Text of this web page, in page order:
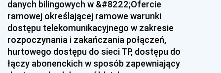
z 9 grudnia 2014 pozycja 70
z 27 listopada 2014 pozycja 69
z 25 listopada 2014 pozycje 65-68
z 20 listopada 2014 pozycja 64
z 18 listopada 2014 pozycja 63
danych bilingowych w &#8222;Ofercie
ramowej określającej ramowe warunki
dostępu telekomunikacyjnego w zakresie
rozpoczynania i zakańczania połączeń,
hurtowego dostępu do sieci TP, dostępu do
łączy abonenckich w sposób zapewniający